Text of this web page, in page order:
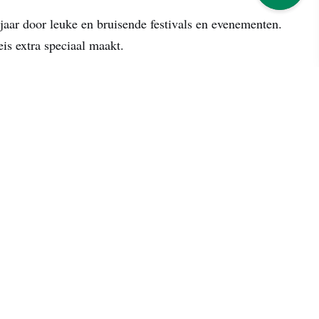
door leuke en bruisende festivals en evenementen.
extra speciaal maakt.